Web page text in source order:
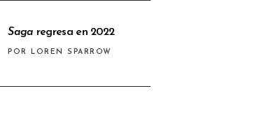
Saga regresa en 2022
POR LOREN SPARROW